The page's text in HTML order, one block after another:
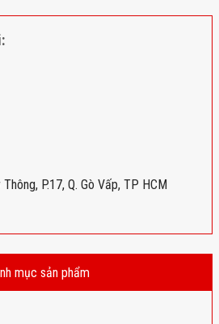
P.17, Q. Gò Vấp, TP HCM
mục sản phẩm